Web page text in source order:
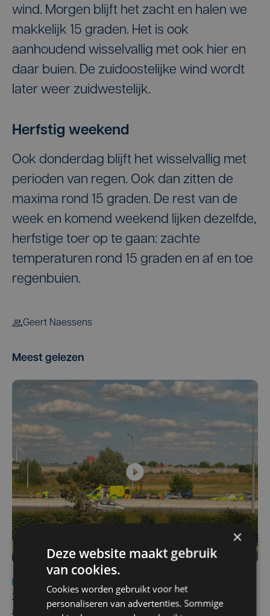
wind. Morgen blijft het zacht en halen we
makkelijk 15 graden. Het is ook
aanhoudend wisselvallig met ook hier en
daar buien. De zuidoostelijke wind wordt
later weer zuidwestelijk.
Herfstig weekend
Ook donderdag blijft het wisselvallig met
perioden van regen. Ook dan zitten de
maxima rond 15 graden. De rest van de
week en komend weekend lijken dezelfde,
herfstige toer op te gaan: zachte
temperaturen rond 15 graden en af en toe
regenbuien.
Geert Naessens
Meest gelezen
Zwaar ongeval op E403 in Izegem: drie rijstroken
afgesloten
×
Deze website maakt gebruik
van cookies.
Cookies worden gebruikt voor het
personaliseren van advertenties. Sommige